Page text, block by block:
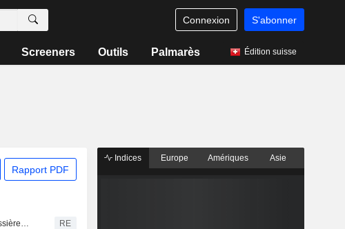
Connexion S'abonner
Screeners Outils Palmarès Édition suisse
Rapport PDF
L'IBEX 35 prolonge sa tendance haussière dans l'espoir d'un accord entre les États-Unis et l'Iran RE
Indices Europe Amériques Asie